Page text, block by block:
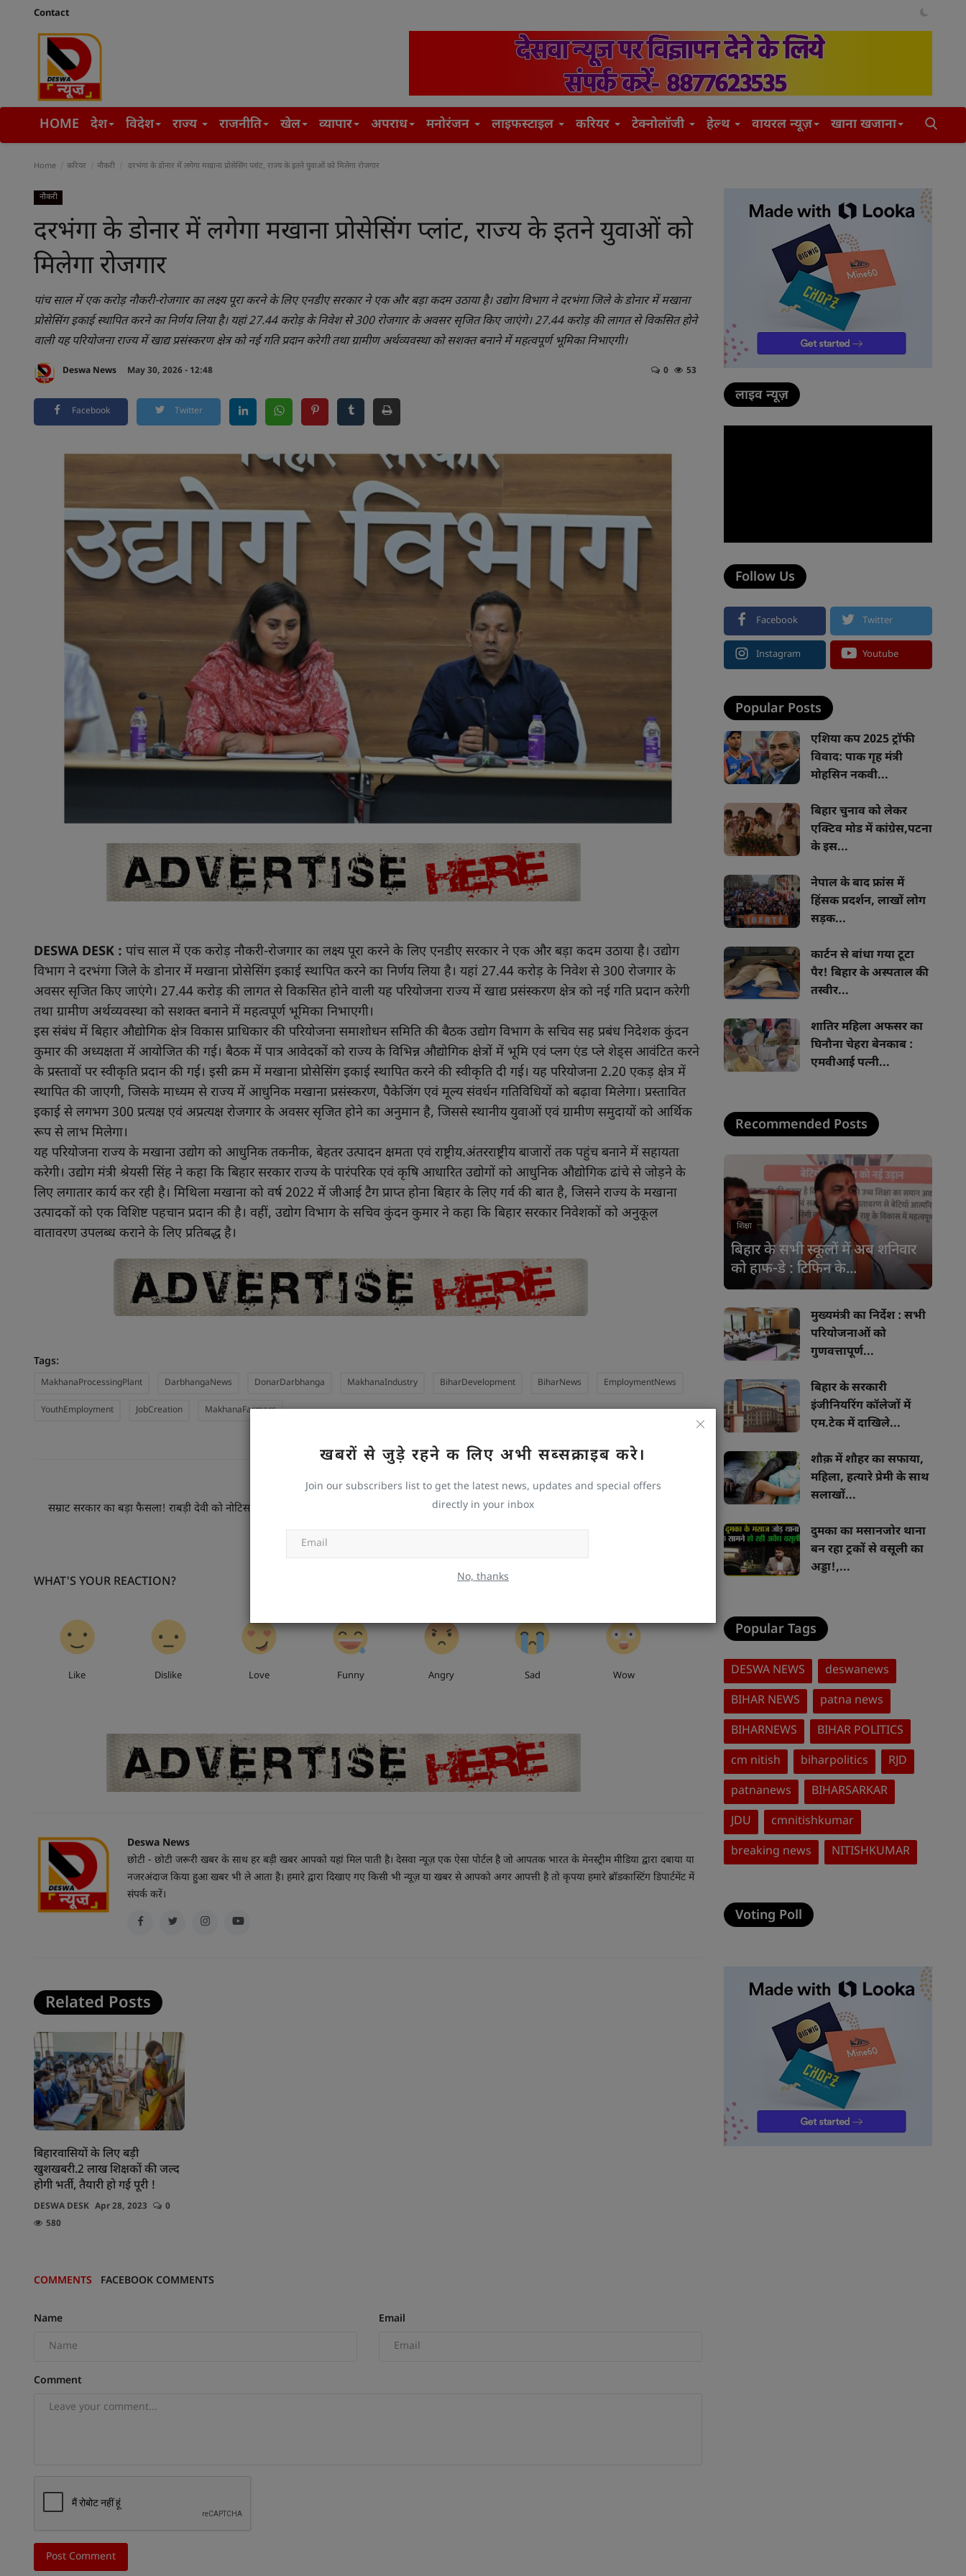
Contact
HOME देश विदेश राज्य राजनीति खेल व्यापार अपराध मनोरंजन लाइफस्टाइल करियर टेक्नोलॉजी हेल्थ वायरल न्यूज़ खाना खजाना
खबरों से जुड़े रहने क लिए अभी सब्सक्राइब करे।
Join our subscribers list to get the latest news, updates and special offers
directly in your inbox
No, thanks
Home करियर नौकरी दरभंगा के डोनार में लगेगा मखाना प्रोसेसिंग प्लांट, राज्य के इतने युवाओं को मिलेगा रोजगार
नौकरी
दरभंगा के डोनार में लगेगा मखाना प्रोसेसिंग प्लांट, राज्य के इतने युवाओं को
मिलेगा रोजगार
पांच साल में एक करोड़ नौकरी-रोजगार का लक्ष्य पूरा करने के लिए एनडीए सरकार ने एक और बड़ा कदम उठाया है। उद्योग विभाग ने दरभंगा जिले के डोनार में मखाना
प्रोसेसिंग इकाई स्थापित करने का निर्णय लिया है। यहां 27.44 करोड़ के निवेश से 300 रोजगार के अवसर सृजित किए जाएंगे। 27.44 करोड़ की लागत से विकसित होने
वाली यह परियोजना राज्य में खाद्य प्रसंस्करण क्षेत्र को नई गति प्रदान करेगी तथा ग्रामीण अर्थव्यवस्था को सशक्त बनाने में महत्वपूर्ण भूमिका निभाएगी।
Deswa News May 30, 2026 - 12:48 0 53
Facebook Twitter
DESWA DESK : पांच साल में एक करोड़ नौकरी-रोजगार का लक्ष्य पूरा करने के लिए एनडीए सरकार ने एक और बड़ा कदम उठाया है। उद्योग
विभाग ने दरभंगा जिले के डोनार में मखाना प्रोसेसिंग इकाई स्थापित करने का निर्णय लिया है। यहां 27.44 करोड़ के निवेश से 300 रोजगार के
अवसर सृजित किए जाएंगे। 27.44 करोड़ की लागत से विकसित होने वाली यह परियोजना राज्य में खाद्य प्रसंस्करण क्षेत्र को नई गति प्रदान करेगी
तथा ग्रामीण अर्थव्यवस्था को सशक्त बनाने में महत्वपूर्ण भूमिका निभाएगी।
इस संबंध में बिहार औद्योगिक क्षेत्र विकास प्राधिकार की परियोजना समाशोधन समिति की बैठक उद्योग विभाग के सचिव सह प्रबंध निदेशक कुंदन
कुमार की अध्यक्षता में आयोजित की गई। बैठक में पात्र आवेदकों को राज्य के विभिन्न औद्योगिक क्षेत्रों में भूमि एवं प्लग एंड प्ले शेड्स आवंटित करने
के प्रस्तावों पर स्वीकृति प्रदान की गई। इसी क्रम में मखाना प्रोसेसिंग इकाई स्थापित करने की स्वीकृति दी गई। यह परियोजना 2.20 एकड़ क्षेत्र में
स्थापित की जाएगी, जिसके माध्यम से राज्य में आधुनिक मखाना प्रसंस्करण, पैकेजिंग एवं मूल्य संवर्धन गतिविधियों को बढ़ावा मिलेगा। प्रस्तावित
इकाई से लगभग 300 प्रत्यक्ष एवं अप्रत्यक्ष रोजगार के अवसर सृजित होने का अनुमान है, जिससे स्थानीय युवाओं एवं ग्रामीण समुदायों को आर्थिक
रूप से लाभ मिलेगा।
यह परियोजना राज्य के मखाना उद्योग को आधुनिक तकनीक, बेहतर उत्पादन क्षमता एवं राष्ट्रीय.अंतरराष्ट्रीय बाजारों तक पहुंच बनाने में सहायता
करेगी। उद्योग मंत्री श्रेयसी सिंह ने कहा कि बिहार सरकार राज्य के पारंपरिक एवं कृषि आधारित उद्योगों को आधुनिक औद्योगिक ढांचे से जोड़ने के
लिए लगातार कार्य कर रही है। मिथिला मखाना को वर्ष 2022 में जीआई टैग प्राप्त होना बिहार के लिए गर्व की बात है, जिसने राज्य के मखाना
उत्पादकों को एक विशिष्ट पहचान प्रदान की है। वहीं, उद्योग विभाग के सचिव कुंदन कुमार ने कहा कि बिहार सरकार निवेशकों को अनुकूल
वातावरण उपलब्ध कराने के लिए प्रतिबद्ध है।
Tags:
MakhanaProcessingPlant DarbhangaNews DonarDarbhanga MakhanaIndustry BiharDevelopment BiharNews EmploymentNews
YouthEmployment JobCreation MakhanaFarmers
PREVIOUS ARTICLE
सम्राट सरकार का बड़ा फैसला! राबड़ी देवी को नोटिस, 10 सर्कुलर रोड बंगला मंत्री
NEXT ARTICLE
हथियार प्रदर्शन मामले में अनंत सिंह और गुंजन सिंह को राहत, गिरफ्तारी पर रोक
WHAT'S YOUR REACTION?
Like Dislike Love Funny Angry Sad Wow
Deswa News
छोटी - छोटी जरूरी खबर के साथ हर बड़ी खबर आपको यहां मिल पाती है। देसवा न्यूज़ एक ऐसा पोर्टल है जो आपतक भारत के मेनस्ट्रीम मीडिया द्वारा दबाया या
नजरअंदाज किया हुआ खबर भी ले आता है। हमारे द्वारा दिखाए गए किसी भी न्यूज़ या खबर से आपको अगर आपत्ती है तो कृपया हमारे ब्रॉडकास्टिंग डिपार्टमेंट में
संपर्क करें।
Related Posts
बिहारवासियों के लिए बड़ी
खुशखबरी.2 लाख शिक्षकों की जल्द
होगी भर्ती, तैयारी हो गई पूरी !
DESWA DESK Apr 28, 2023
0
580
COMMENTS FACEBOOK COMMENTS
Name Email
Comment
Post Comment
लाइव न्यूज़
Follow Us
Facebook Twitter
Instagram Youtube
Popular Posts
एशिया कप 2025 ट्रॉफी
विवाद: पाक गृह मंत्री
मोहसिन नकवी...
बिहार चुनाव को लेकर
एक्टिव मोड में कांग्रेस,पटना
के इस...
नेपाल के बाद फ्रांस में
हिंसक प्रदर्शन, लाखों लोग
सड़क...
कार्टन से बांधा गया टूटा
पैर! बिहार के अस्पताल की
तस्वीर...
शातिर महिला अफसर का
घिनौना चेहरा बेनकाब :
एमवीआई पत्नी...
Recommended Posts
शिक्षा
बिहार के सभी स्कूलों में अब शनिवार
को हाफ-डे : टिफिन के...
मुख्यमंत्री का निर्देश : सभी
परियोजनाओं को
गुणवत्तापूर्ण...
बिहार के सरकारी
इंजीनियरिंग कॉलेजों में
एम.टेक में दाखिले...
शौक़ में शौहर का सफाया,
महिला, हत्यारे प्रेमी के साथ
सलाखों...
दुमका का मसानजोर थाना
बन रहा ट्रकों से वसूली का
अड्डा!,...
Popular Tags
DESWA NEWS
deswanews
BIHAR NEWS
patna news
BIHARNEWS
BIHAR POLITICS
cm nitish
biharpolitics
RJD
patnanews
BIHARSARKAR
JDU
cmnitishkumar
breaking news
NITISHKUMAR
Voting Poll